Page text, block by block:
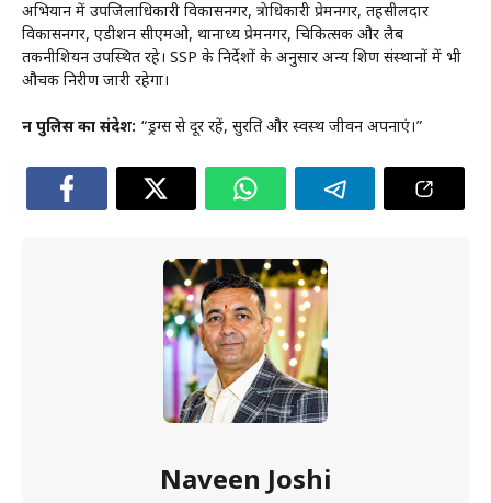
अभियान में उपजिलाधिकारी विकासनगर, क्षेत्राधिकारी प्रेमनगर, तहसीलदार
विकासनगर, एडीशन सीएमओ, थानाध्यक्ष प्रेमनगर, चिकित्सक और लैब
तकनीशियन उपस्थित रहे। SSP के निर्देशों के अनुसार अन्य शिक्षण संस्थानों में भी
औचक निरीक्षण जारी रहेगा।
दून पुलिस का संदेश: “ड्रग्स से दूर रहें, सुरक्षित और स्वस्थ जीवन अपनाएं।”
Naveen Joshi